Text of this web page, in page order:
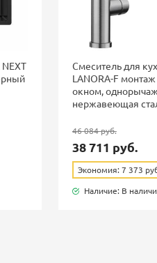
Смеситель для
LANORA-F
окном,
нержавеющая
46 084 руб.
38 711 руб.
Экономия: 7 373
Наличие: В